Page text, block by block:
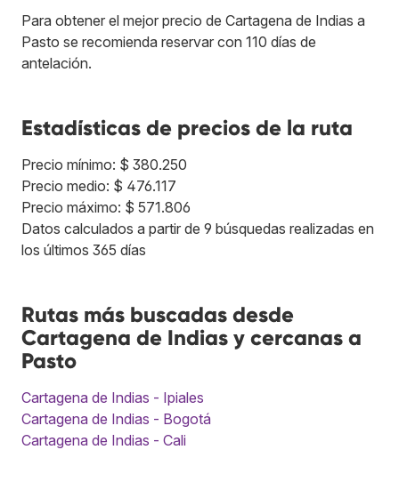
Para obtener el mejor precio de Cartagena de Indias a
Pasto se recomienda reservar con 110 días de
antelación.
Estadísticas de precios de la ruta
Precio mínimo: $ 380.250
Precio medio: $ 476.117
Precio máximo: $ 571.806
Datos calculados a partir de 9 búsquedas realizadas en
los últimos 365 días
Rutas más buscadas desde
Cartagena de Indias y cercanas a
Pasto
Cartagena de Indias - Ipiales
Cartagena de Indias - Bogotá
Cartagena de Indias - Cali